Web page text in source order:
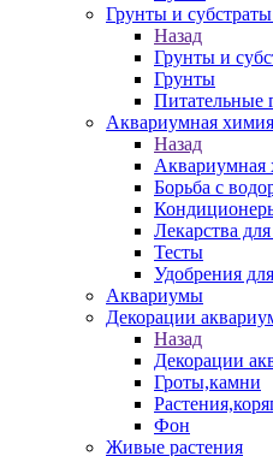
Грунты и
Назад
Грунты и
Грунты
Питательные
Аквариумная химия
Назад
Аквариумная
Борьба с
Лекарства
Тесты
Удобрения
Аквариумы
Декорации
Назад
Декорации
Гроты,камни
Фон
Живые растения